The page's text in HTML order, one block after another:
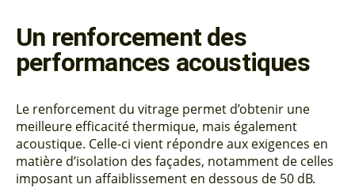
Un renforcement des
performances acoustiques
Le renforcement du vitrage permet d’obtenir une
meilleure efficacité thermique, mais également
acoustique. Celle-ci vient répondre aux exigences en
matière d’isolation des façades, notamment de celles
imposant un affaiblissement en dessous de 50 dB.